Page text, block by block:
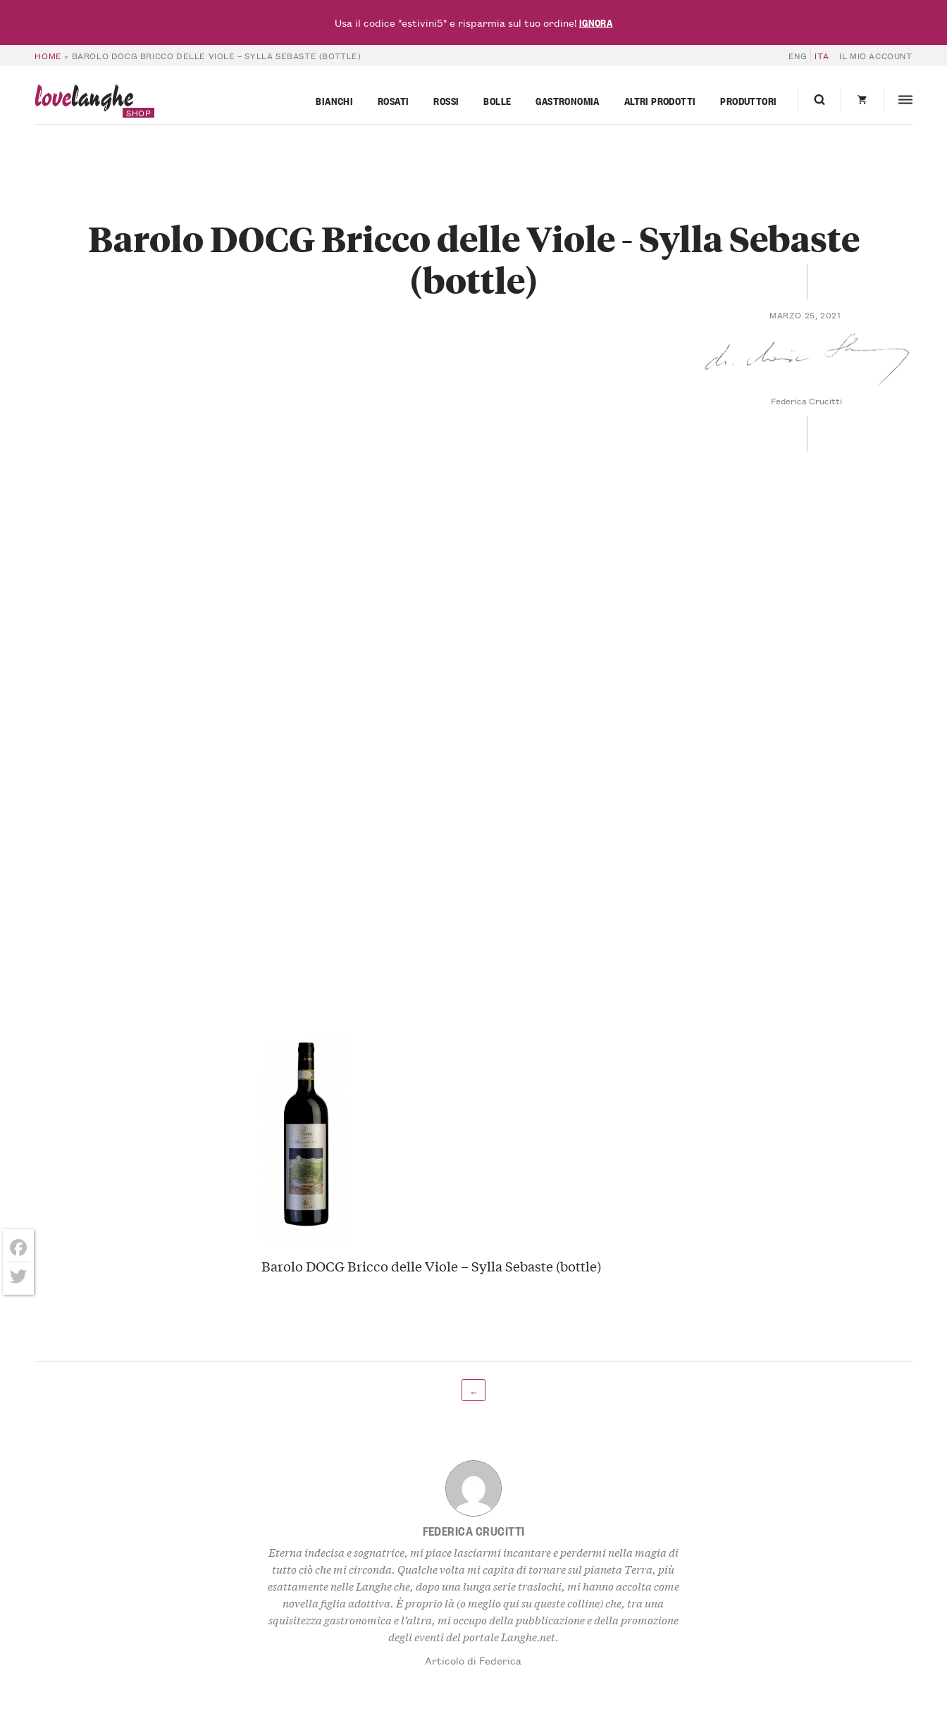
HOME » BAROLO DOCG BRICCO DELLE VIOLE – SYLLA SEBASTE (BOTTLE) ENG ITA IL MIO ACCOUNT
lovelanghe
SHOP
BIANCHI ROSATI ROSSI BOLLE GASTRONOMIA ALTRI PRODOTTI PRODUTTORI
Barolo DOCG Bricco delle Viole - Sylla Sebaste
(bottle)
MARZO 25, 2021
Federica Crucitti
Barolo DOCG Bricco delle Viole – Sylla Sebaste (bottle)
←
FEDERICA CRUCITTI
Eterna indecisa e sognatrice, mi piace lasciarmi incantare e perdermi nella magia di
tutto ciò che mi circonda. Qualche volta mi capita di tornare sul pianeta Terra, più
esattamente nelle Langhe che, dopo una lunga serie traslochi, mi hanno accolta come
novella figlia adottiva. È proprio là (o meglio qui su queste colline) che, tra una
squisitezza gastronomica e l’altra, mi occupo della pubblicazione e della promozione
degli eventi del portale Langhe.net.
Articolo di Federica
Facebook
Twitter
Usa il codice "estivini5" e risparmia sul tuo ordine!IGNORA